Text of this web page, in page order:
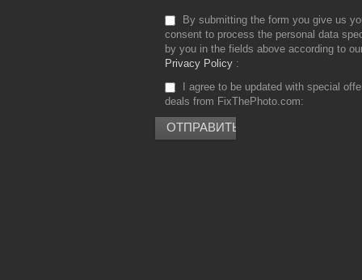
By submitting the form you give us
consent to process the personal data
by you in the fields above according to
Privacy Policy
I agree to be updated with special
deals from FixThePhoto.com